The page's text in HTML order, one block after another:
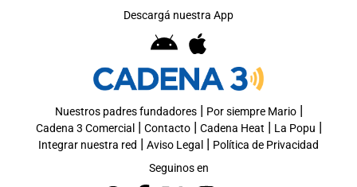
Descargá nuestra App
Nuestros padres fundadores| Por siempre Mario|
Cadena 3 Comercial | Contacto| Cadena Heat | La Popu |
Integrar nuestra red | Aviso Legal | Política de Privacidad
Seguinos en